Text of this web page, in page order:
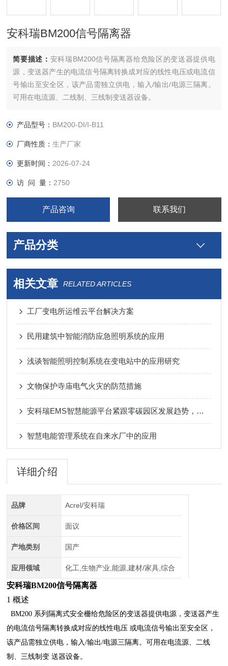
安科瑞BM200信号隔离器
简要描述： 安科瑞BM200信号隔离器给危险区的变送器提供电
源，变送器产生的电流信号隔离转换成对应的线性电压或电流信
号输出至安全区，该产品需独立供电，输入/输出/电源三隔离。
可用在电流源、二线制、三线制变送器设备。
产品型号： BM200-DI/I-B11
厂商性质：生产厂家
更新时间： 2026-07-24
访 问 量： 2750
产品咨询 联系我们
产品分类
相关文章 RELATED ARTICLES
工厂变电所运维云平台解决方案
民用建筑中智能消防应急照明系统的应用
浅谈智能照明控制系统在变电站中的应用研究
文物保护寺庙电气火灾的防范措施
安科瑞EMS智慧能源平台紧跟零碳园区发展趋势，夯实能源低碳管理根基
智慧电能管理系统在自来水厂中的应用
详细介绍
品牌 Acrel/安科瑞
价格区间 面议
产地类别 国产
应用领域 化工,生物产业,能源,建材/家具,综合
安科瑞BM200信号隔离器
1概述
BM200 系列隔离式安全栅给危险区的变送器提供电源，变送器产生
的电流信号隔离转换成对应的线性电压或电流信号输出至安全区，
该产品需独立供电，输入/输出/电源三隔离。可用在电流源、二线
制、三线制变送器设备。